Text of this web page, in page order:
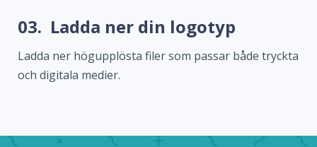
03. Ladda ner din logotyp
Ladda ner högupplösta filer som passar både tryckta
och digitala medier.